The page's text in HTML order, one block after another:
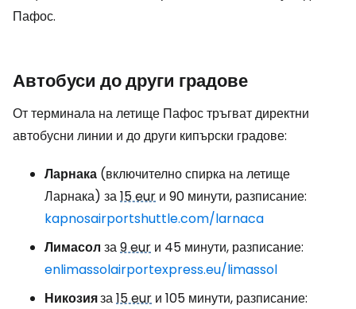
Пафос.
Автобуси до други градове
От терминала на летище Пафос тръгват директни
автобусни линии и до други кипърски градове:
Ларнака (включително спирка на летище
Ларнака) за15 eur и 90 минути, разписание:
kapnosairportshuttle.com/larnaca
Лимасол за9 eur и 45 минути, разписание:
enlimassolairportexpress.eu/limassol
Никозияза15 eur и 105 минути, разписание: